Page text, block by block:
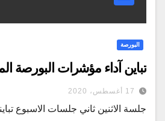
البورصة
تباين آداء مؤشرات البورصة
17 أغسطس، 2020
جلسة الاثنين ثاني جلسات الاسبوع